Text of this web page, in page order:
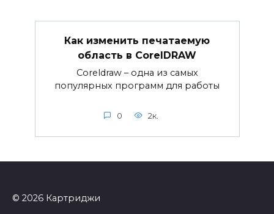
Как изменить печатаемую
область в CorelDRAW
Coreldraw – одна из самых
популярных программ для работы
0 2к.
© 2026 Картриджи